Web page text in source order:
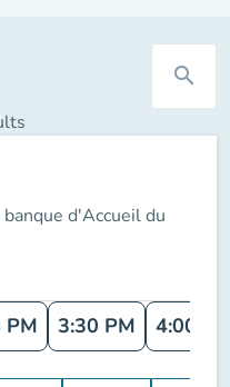
search
d'Accueil du
PM 3:30 PM 4:00